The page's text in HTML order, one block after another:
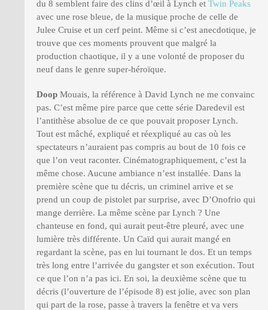
du 8 semblent faire des clins d’œil à Lynch et Twin Peaks
avec une rose bleue, de la musique proche de celle de
Julee Cruise et un cerf peint. Même si c’est anecdotique, je
trouve que ces moments prouvent que malgré la
production chaotique, il y a une volonté de proposer du
neuf dans le genre super-héroïque.
Doop Mouais, la référence à David Lynch ne me convainc
pas. C’est même pire parce que cette série Daredevil est
l’antithèse absolue de ce que pouvait proposer Lynch.
Tout est mâché, expliqué et réexpliqué au cas où les
spectateurs n’auraient pas compris au bout de 10 fois ce
que l’on veut raconter. Cinématographiquement, c’est la
même chose. Aucune ambiance n’est installée. Dans la
première scène que tu décris, un criminel arrive et se
prend un coup de pistolet par surprise, avec D’Onofrio qui
mange derrière. La même scène par Lynch ? Une
chanteuse en fond, qui aurait peut-être pleuré, avec une
lumière très différente. Un Caïd qui aurait mangé en
regardant la scène, pas en lui tournant le dos. Et un temps
très long entre l’arrivée du gangster et son exécution. Tout
ce que l’on n’a pas ici. En soi, la deuxième scène que tu
décris (l’ouverture de l’épisode 8) est jolie, avec son plan
qui part de la rose, passe à travers la fenêtre et va vers